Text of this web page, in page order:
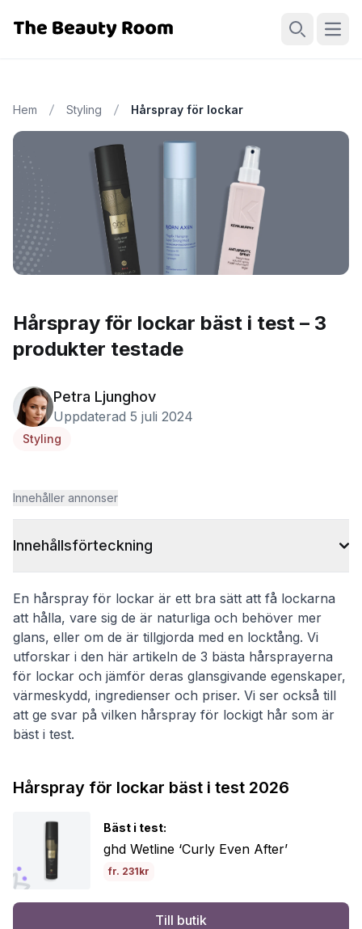
Hem Styling Hårspray för lockar
Hårspray för lockar bäst i test – 3
produkter testade
Petra Ljunghov
Uppdaterad 5 juli 2024
Styling
Innehåller annonser
Innehållsförteckning
En hårspray för lockar är ett bra sätt att få lockarna
att hålla, vare sig de är naturliga och behöver mer
glans, eller om de är tillgjorda med en locktång. Vi
utforskar i den här artikeln de 3 bästa hårsprayerna
för lockar och jämför deras glansgivande egenskaper,
värmeskydd, ingredienser och priser. Vi ser också till
att ge svar på vilken hårspray för lockigt hår som är
bäst i test.
Hårspray för lockar bäst i test 2026
Bäst i test:
ghd Wetline ‘Curly Even After’
fr. 231kr
Till butik